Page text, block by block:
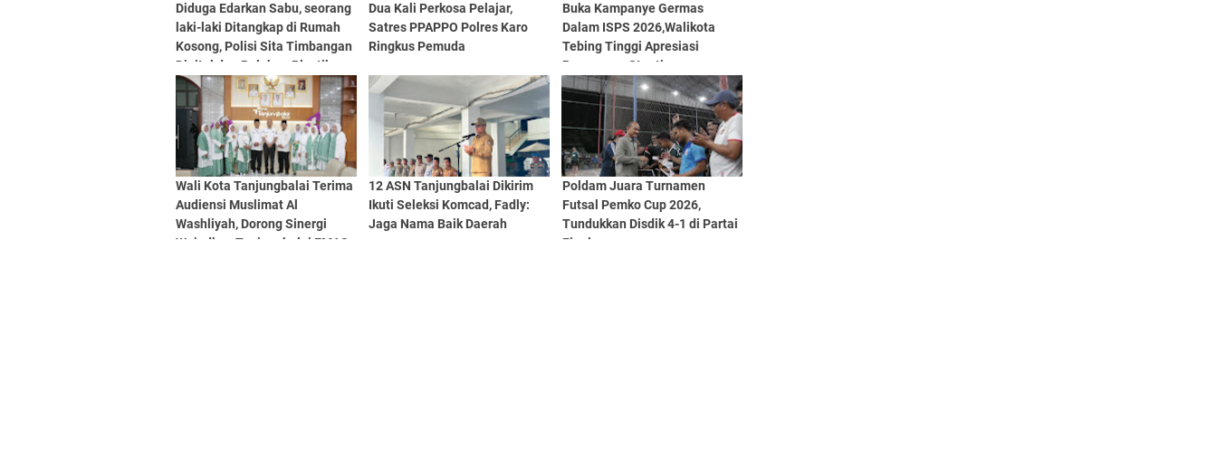
Diduga Edarkan Sabu, seorang
laki-laki Ditangkap di Rumah
Kosong, Polisi Sita Timbangan
Digital dan Puluhan Plastik
Klip
Dua Kali Perkosa Pelajar,
Satres PPAPPO Polres Karo
Ringkus Pemuda
Buka Kampanye Germas
Dalam ISPS 2026,Walikota
Tebing Tinggi Apresiasi
Penurunan Stunting
Wali Kota Tanjungbalai Terima
Audiensi Muslimat Al
Washliyah, Dorong Sinergi
Wujudkan Tanjungbalai EMAS
12 ASN Tanjungbalai Dikirim
Ikuti Seleksi Komcad, Fadly:
Jaga Nama Baik Daerah
Poldam Juara Turnamen
Futsal Pemko Cup 2026,
Tundukkan Disdik 4-1 di Partai
Final